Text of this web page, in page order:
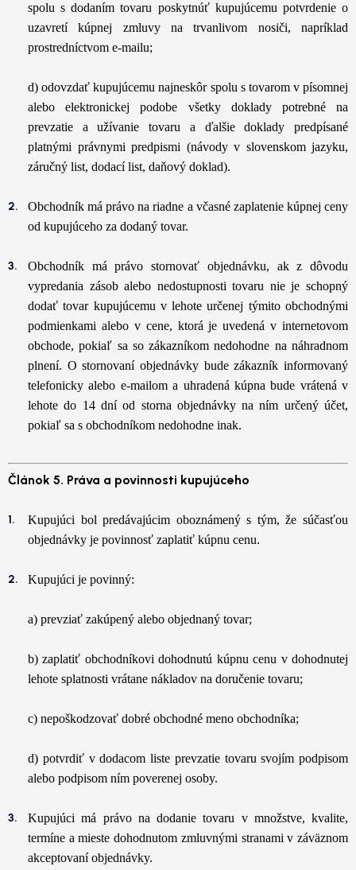
spolu s dodaním tovaru poskytnúť kupujúcemu potvrdenie o
uzavretí kúpnej zmluvy na trvanlivom nosiči, napríklad
prostredníctvom e-mailu;
d) odovzdať kupujúcemu najneskôr spolu s tovarom v písomnej
alebo elektronickej podobe všetky doklady potrebné na
prevzatie a užívanie tovaru a ďalšie doklady predpísané
platnými právnymi predpismi (návody v slovenskom jazyku,
záručný list, dodací list, daňový doklad).
Obchodník má právo na riadne a včasné zaplatenie kúpnej ceny
od kupujúceho za dodaný tovar.
Obchodník má právo stornovať objednávku, ak z dôvodu
vypredania zásob alebo nedostupnosti tovaru nie je schopný
dodať tovar kupujúcemu v lehote určenej týmito obchodnými
podmienkami alebo v cene, ktorá je uvedená v internetovom
obchode, pokiaľ sa so zákazníkom nedohodne na náhradnom
plnení. O stornovaní objednávky bude zákazník informovaný
telefonicky alebo e-mailom a uhradená kúpna bude vrátená v
lehote do 14 dní od storna objednávky na ním určený účet,
pokiaľ sa s obchodníkom nedohodne inak.
Článok 5. Práva a povinnosti kupujúceho
Kupujúci bol predávajúcim oboznámený s tým, že súčasťou
objednávky je povinnosť zaplatiť kúpnu cenu.
Kupujúci je povinný:
a) prevziať zakúpený alebo objednaný tovar;
b) zaplatiť obchodníkovi dohodnutú kúpnu cenu v dohodnutej
lehote splatnosti vrátane nákladov na doručenie tovaru;
c) nepoškodzovať dobré obchodné meno obchodníka;
d) potvrdiť v dodacom liste prevzatie tovaru svojím podpisom
alebo podpisom ním poverenej osoby.
Kupujúci má právo na dodanie tovaru v množstve, kvalite,
termíne a mieste dohodnutom zmluvnými stranami v záväznom
akceptovaní objednávky.